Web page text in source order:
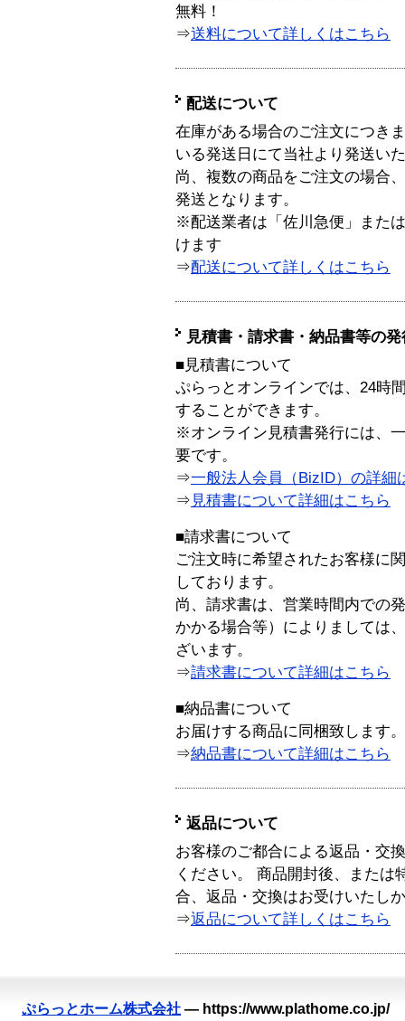
無料！
⇒送料について詳しくはこちら
配送について
在庫がある場合のご注文につき
いる発送日にて当社より発送い
尚、複数の商品をご注文の場合
発送となります。
※配送業者は「佐川急便」また
けます
⇒配送について詳しくはこちら
見積書・請求書・納品書等の
■見積書について
ぷらっとオンラインでは、24時
することができます。
※オンライン見積書発行には、
要です。
⇒一般法人会員（BizID）の詳細
⇒ 見積書について詳細はこちら
■請求書について
ご注文時に希望されたお客様に
しております。
尚、請求書は、営業時間内での
かかる場合等）によりましては
ざいます。
⇒請求書について詳細はこちら
■納品書について
お届けする商品に同梱致します。
⇒納品書について詳細はこちら
返品について
お客様のご都合による返品・交
ください。 商品開封後、または
合、返品・交換はお受けいたし
⇒返品について詳しくはこちら
ぷらっとホーム株式会社 — https://www.plathome.co.jp/